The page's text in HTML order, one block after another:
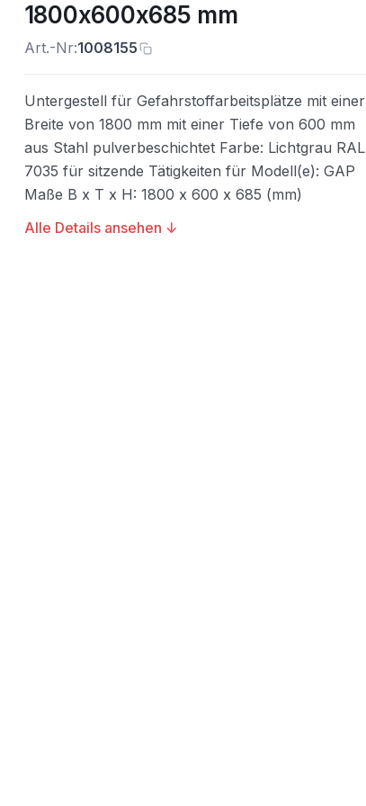
1800x600x685 mm
Art.-Nr:1008155
Untergestell für Gefahrstoffarbeitsplätze mit einer
Breite von 1800 mm mit einer Tiefe von 600 mm
aus Stahl pulverbeschichtet Farbe: Lichtgrau RAL
7035 für sitzende Tätigkeiten für Modell(e): GAP
Maße B x T x H: 1800 x 600 x 685 (mm)
Alle Details ansehen ↓